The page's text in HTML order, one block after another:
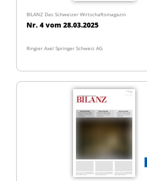
BILANZ Das Schweizer Wirtschaftsmagazin
Nr. 4 vom 28.03.2025
Ringier Axel Springer Schweiz AG